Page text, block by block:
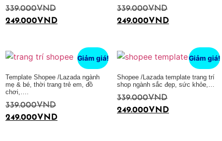
339.000VND
249.000VND
339.000VND
249.000VND
Giảm giá!
Template Shopee /Lazada ngành
mẹ & bé, thời trang trẻ em, đồ
chơi,….
339.000VND
249.000VND
Giảm giá!
Shopee /Lazada template trang trí
shop ngành sắc đẹp, sức khỏe,…
339.000VND
249.000VND